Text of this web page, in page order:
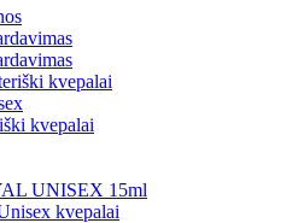
kvepalai
kvepalai
UNISEX 15ml
kvepalai